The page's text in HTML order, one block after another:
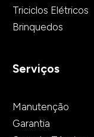
Triciclos Elétricos
Brinquedos
Serviços
Manutenção
Garantia